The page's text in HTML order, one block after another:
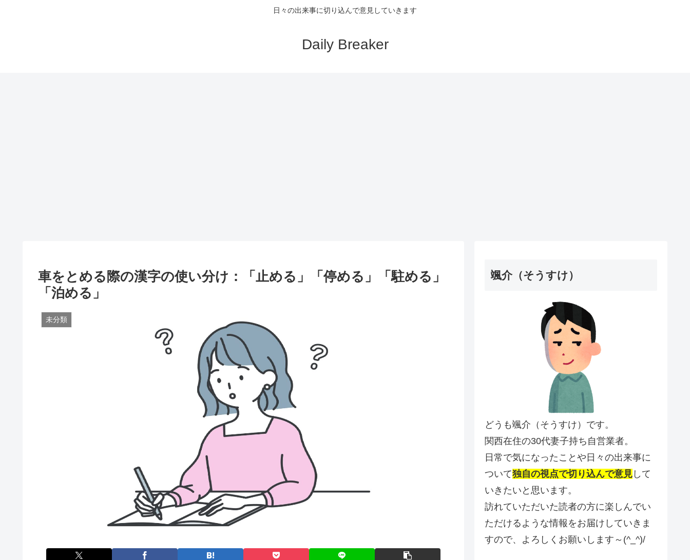
日々の出来事に切り込んで意見していきます
Daily Breaker
車をとめる際の漢字の使い分け：「止める」「停める」「駐める」
「泊める」
未分類
颯介（そうすけ）
どうも颯介（そうすけ）です。
関西在住の30代妻子持ち自営業者。
日常で気になったことや日々の出来事に
ついて独自の視点で切り込んで意見 して
いきたいと思います。
訪れていただいた読者の方に楽しんでい
ただけるような情報をお届けしていきま
すので、よろしくお願いします～(^_^)/